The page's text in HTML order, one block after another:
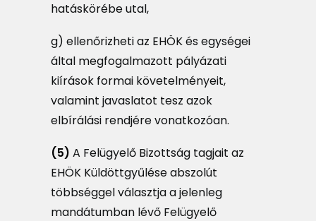
hatáskörébe utal,
g) ellenőrizheti az EHÖK és egységei
által megfogalmazott pályázati
kiírások formai követelményeit,
valamint javaslatot tesz azok
elbírálási rendjére vonatkozóan.
(5) A Felügyelő Bizottság tagjait az
EHÖK Küldöttgyűlése abszolút
többséggel választja a jelenleg
mandátumban lévő Felügyelő